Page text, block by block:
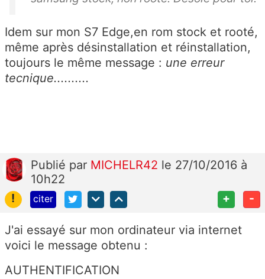
Idem sur mon S7 Edge,en rom stock et rooté,
même après désinstallation et réinstallation,
toujours le même message : une erreur
tecnique..........
Publié par MICHELR42 le 27/10/2016 à
10h22
!
citer + -
J'ai essayé sur mon ordinateur via internet
voici le message obtenu :
AUTHENTIFICATION